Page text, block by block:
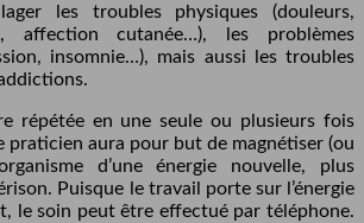
les troubles physiques (douleurs,
affection cutanée…), les problèmes
insomnie…), mais aussi les troubles
répétée en une seule ou plusieurs fois
praticien aura pour but de magnétiser (ou
d’une énergie nouvelle, plus
Puisque le travail porte sur l’énergie
le soin peut être effectué par téléphone.